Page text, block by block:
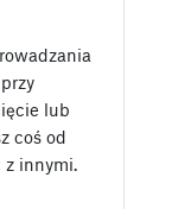
lub
coś od
z innymi.